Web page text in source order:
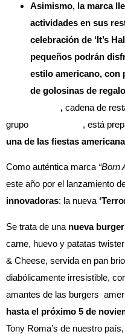
Asimismo, la marca
actividades en sus
celebración de ‘It’s
pequeños podrán
estilo americano, con
de golosinas de regalo
, cadena de
grupo
, está
una de las fiestas
Como auténtica marca “Born
este año por el lanzamiento
innovadoras: la nueva
Se trata de una nueva
carne, huevo y patatas
& Cheese, servida en pan
diabólicamente irresistible,
amantes de las burgers
hasta el próximo 5 de
Tony Roma’s de nuestro